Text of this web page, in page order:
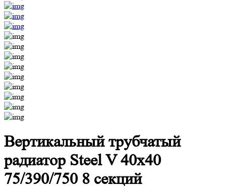
Вертикальный трубчатый
радиатор Steel V 40х40
75/390/750 8 секций